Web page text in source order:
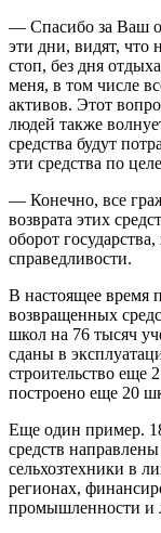
— Спасибо за Ваш
эти дни, видят, что
стоп, без дня
меня, в том числе
активов. Этот
людей также
средства будут
эти средства по
— Конечно, все
возврата этих
оборот
справедливости.
В настоящее время
возвращенных
школ на 76 тысяч
сданы в
строительство еще
построено еще 20
Еще один пример.
средств
сельхозтехники в
регионах,
промышленности и